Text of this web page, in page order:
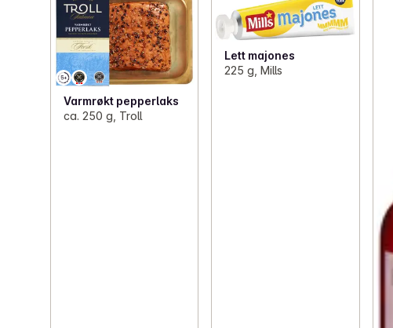
Varmrøkt pepperlaks
ca. 250 g, Troll
Lett majones
225 g, Mills